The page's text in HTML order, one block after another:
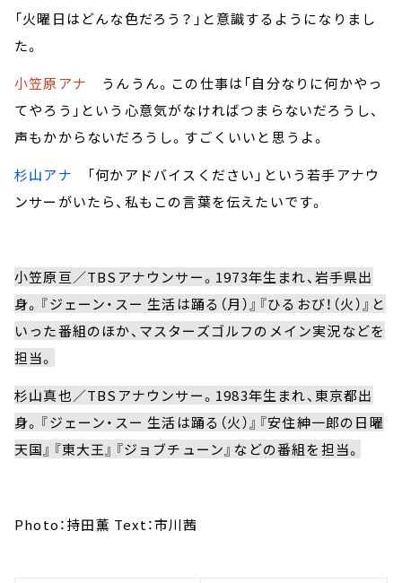
「火曜日はどんな色だろう？」と意識するようになりまし
た。
小笠原アナ うんうん。この仕事は「自分なりに何かやっ
てやろう」という心意気がなければつまらないだろうし、
声もかからないだろうし。すごくいいと思うよ。
杉山アナ 「何かアドバイスください」という若手アナウ
ンサーがいたら、私もこの言葉を伝えたいです。
小笠原亘／TBSアナウンサー。1973年生まれ、岩手県出
身。『ジェーン・スー 生活は踊る（月）』『ひるおび！（火）』と
いった番組のほか、マスターズゴルフのメイン実況などを
担当。
杉山真也／TBSアナウンサー。1983年生まれ、東京都出
身。『ジェーン・スー 生活は踊る（火）』『安住紳一郎の日曜
天国』『東大王』『ジョブチューン』などの番組を担当。
Photo：持田薫 Text：市川茜